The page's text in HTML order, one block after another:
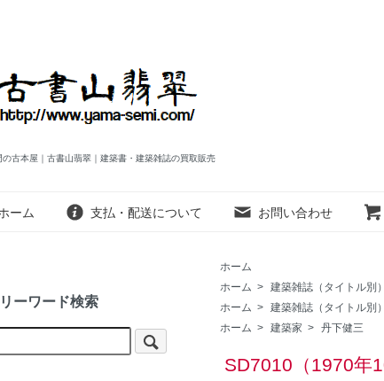
の古本屋｜古書山翡翠｜建築書・建築雑誌の買取販売
ーム 支払・配送について お問い合わせ
ホーム
ホーム > 建築雑誌（タイトル別）
ホーム > 建築雑誌（タイトル別）
ホーム > 建築家 > 丹下健三
SD7010（1970年
ーワード検索